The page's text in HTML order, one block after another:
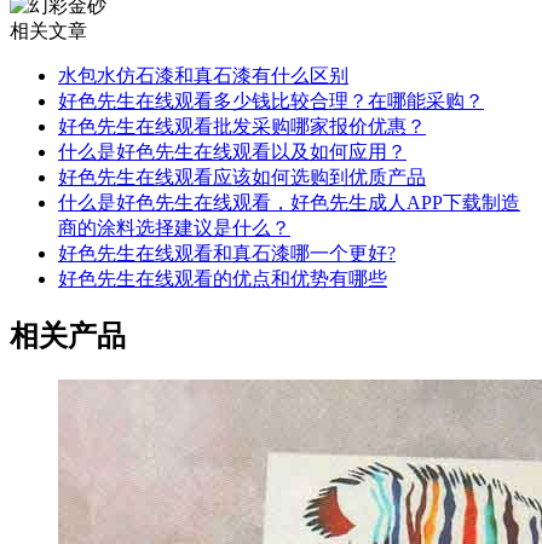
相关文章
水包水仿石漆和真石漆有什么区别
好色先生在线观看多少钱比较合理？在哪能采购？
好色先生在线观看批发采购哪家报价优惠？
什么是好色先生在线观看以及如何应用？
好色先生在线观看应该如何选购到优质产品
什么是好色先生在线观看，好色先生成人APP下载制造
商的涂料选择建议是什么？
好色先生在线观看和真石漆哪一个更好?
好色先生在线观看的优点和优势有哪些
相关产品